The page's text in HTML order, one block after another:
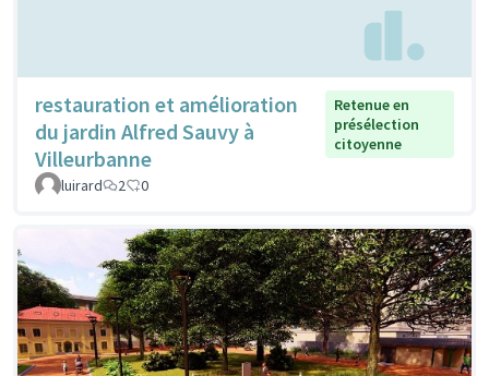
restauration et amélioration
du jardin Alfred Sauvy à
Villeurbanne
Retenue en
présélection
citoyenne
luirard 2 0